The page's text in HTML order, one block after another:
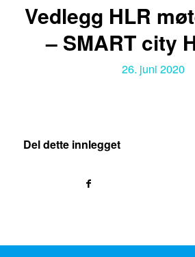
Vedlegg HLR
– SMART city
26. juni 2020
Del dette innlegget